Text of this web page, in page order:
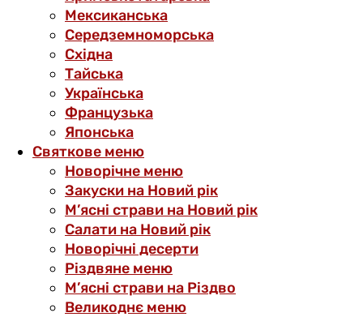
Мексиканська
Середземноморська
Східна
Тайська
Українська
Французька
Японська
Святкове меню
Новорічне меню
Закуски на Новий рік
М’ясні страви на Новий рік
Салати на Новий рік
Новорічні десерти
Різдвяне меню
М’ясні страви на Різдво
Великоднє меню